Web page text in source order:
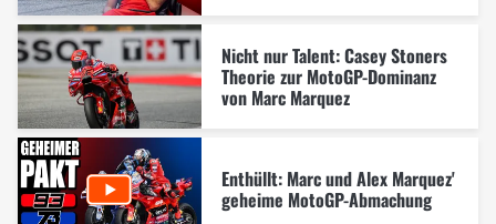
Nicht nur Talent: Casey Stoners
Theorie zur MotoGP-Dominanz
von Marc Marquez
Enthüllt: Marc und Alex Marquez'
geheime MotoGP-Abmachung